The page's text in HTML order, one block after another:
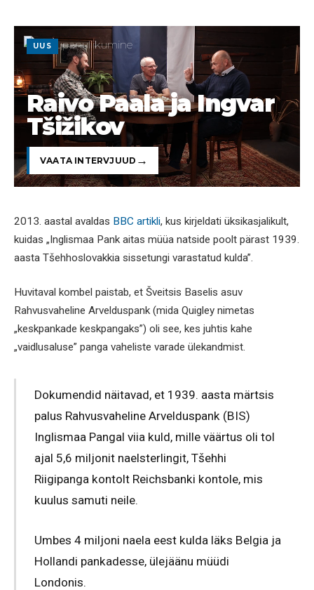
UUS
Raivo Paala ja Ingvar
Tšižikov
VAATA INTERVJUUD
2013. aastal avaldas BBC artikli, kus kirjeldati üksikasjalikult,
kuidas „Inglismaa Pank aitas müüa natside poolt pärast 1939.
aasta Tšehhoslovakkia sissetungi varastatud kulda”.
Huvitaval kombel paistab, et Šveitsis Baselis asuv
Rahvusvaheline Arvelduspank (mida Quigley nimetas
„keskpankade keskpangaks”) oli see, kes juhtis kahe
„vaidlusaluse” panga vaheliste varade ülekandmist.
Dokumendid näitavad, et 1939. aasta märtsis
palus Rahvusvaheline Arvelduspank (BIS)
Inglismaa Pangal viia kuld, mille väärtus oli tol
ajal 5,6 miljonit naelsterlingit, Tšehhi
Riigipanga kontolt Reichsbanki kontole, mis
kuulus samuti neile.
Umbes 4 miljoni naela eest kulda läks Belgia ja
Hollandi pankadesse, ülejäänu müüdi
Londonis.